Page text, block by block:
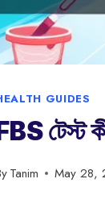
GUIDES
টেস্ট
Tanim May 28,